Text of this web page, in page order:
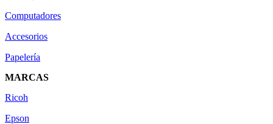
Computadores
Accesorios
Papelería
MARCAS
Ricoh
Epson